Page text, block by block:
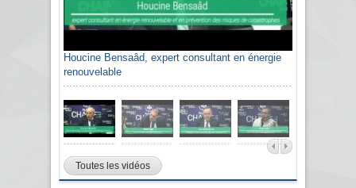
Houcine Bensaâd, expert consultant en énergie
renouvelable
Toutes les vidéos